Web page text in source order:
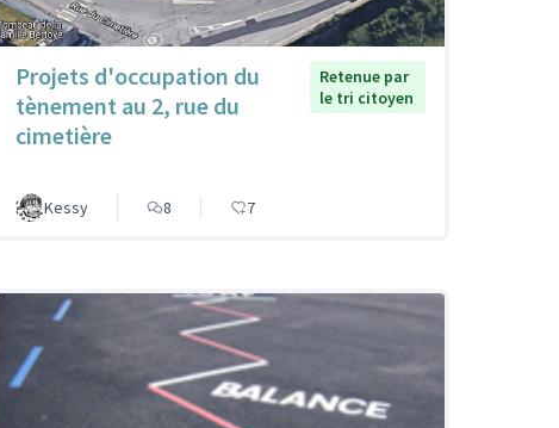
Projets d'occupation du
tènement au 2, rue du
cimetière
Retenue par
le tri citoyen
Kessy 8 7